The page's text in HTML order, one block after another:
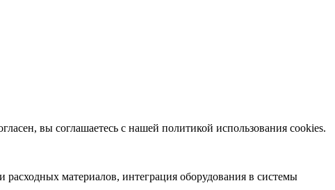
вы соглашаетесь с нашей политикой использования cookies.
материалов, интеграция оборудования в системы